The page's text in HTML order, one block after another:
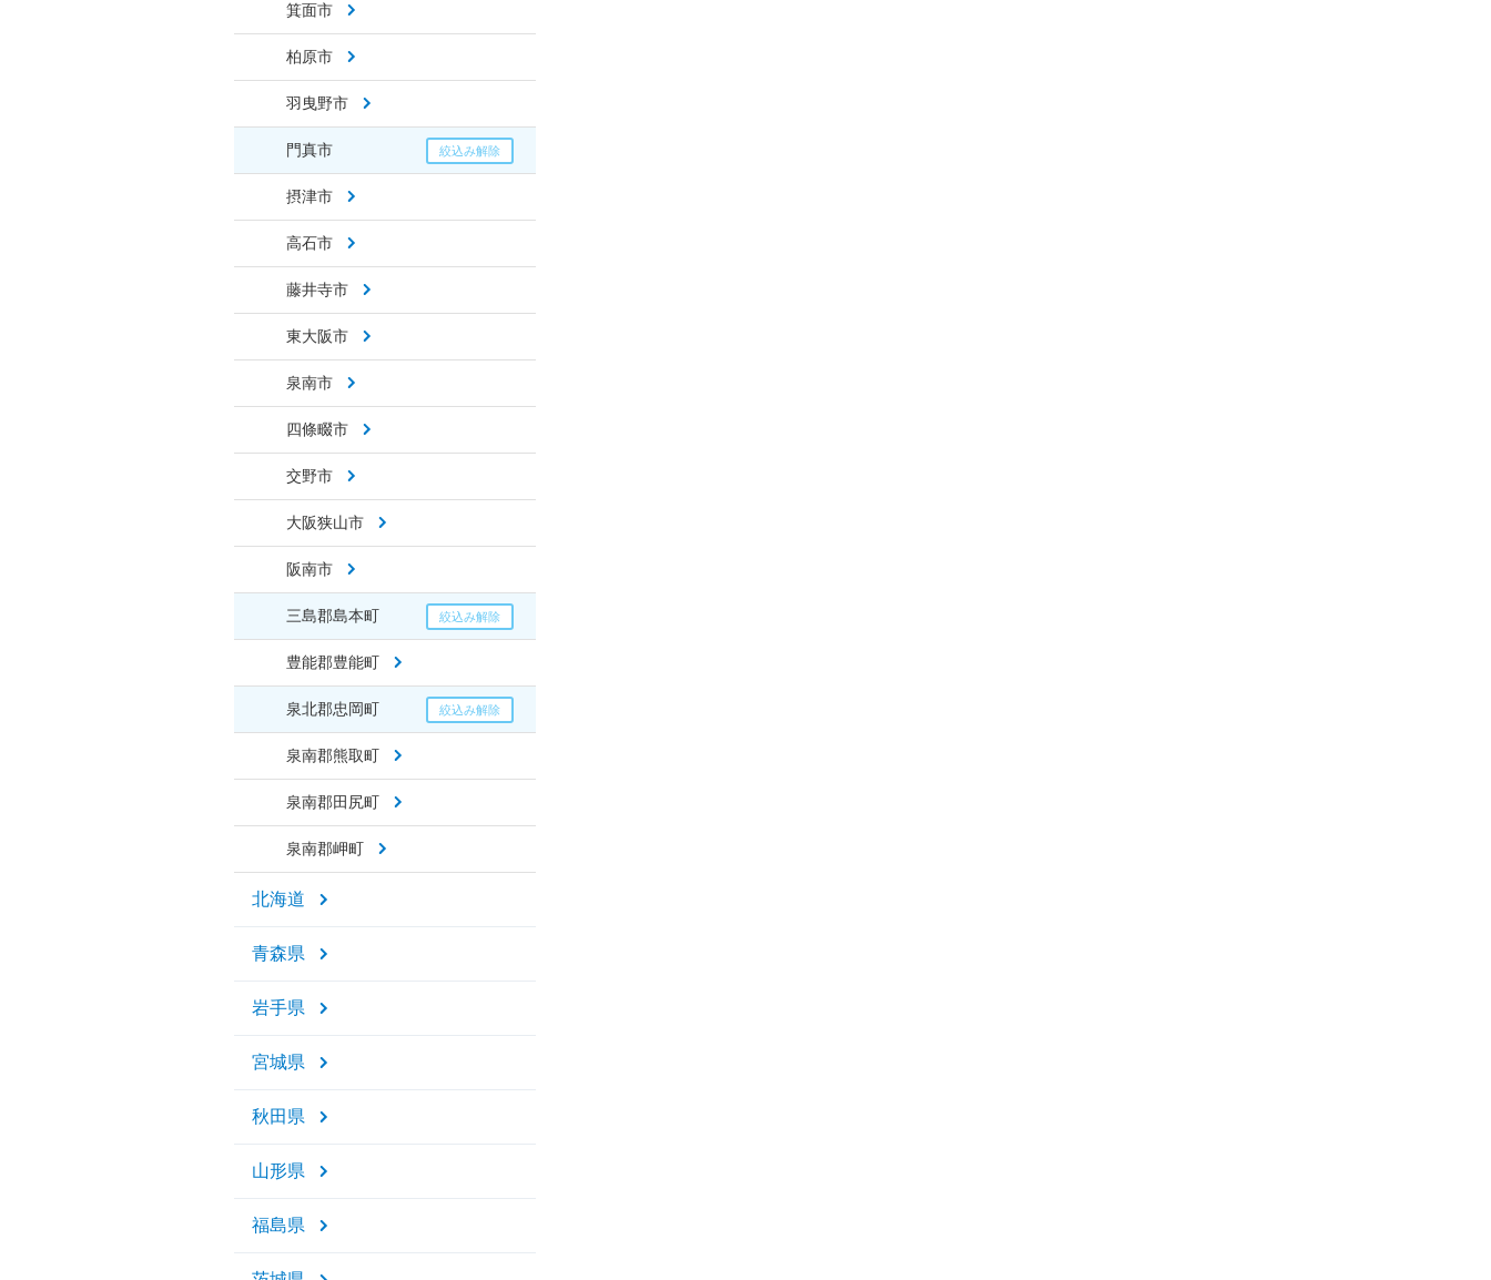
箕面市
柏原市
羽曳野市
門真市
摂津市
高石市
藤井寺市
東大阪市
泉南市
四條畷市
交野市
大阪狭山市
阪南市
三島郡島本町
豊能郡豊能町
泉北郡忠岡町
泉南郡熊取町
泉南郡田尻町
泉南郡岬町
北海道
青森県
岩手県
宮城県
秋田県
山形県
福島県